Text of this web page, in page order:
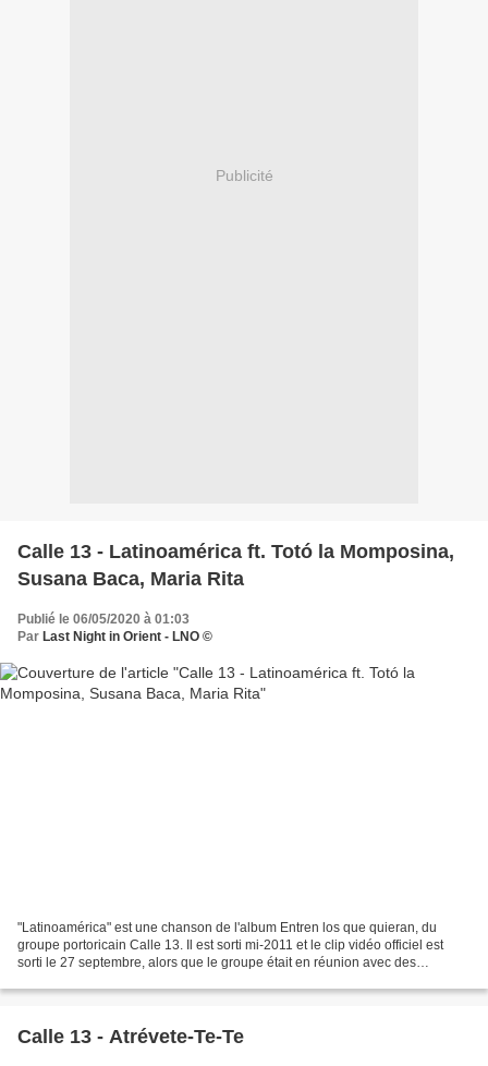
Publicité
Calle 13 - Latinoamérica ft. Totó la Momposina,
Susana Baca, Maria Rita
Publié le 06/05/2020 à 01:03
Par Last Night in Orient - LNO ©
"Latinoamérica" est une chanson de l'album Entren los que quieran, du
groupe portoricain Calle 13. Il est sorti mi-2011 et le clip vidéo officiel est
sorti le 27 septembre, alors que le groupe était en réunion avec des
Calle 13 - Atrévete-Te-Te